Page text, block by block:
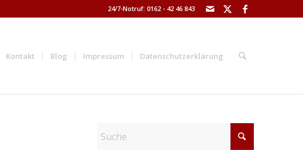
24/7-Notruf: 0162 - 42 46 843
Kontakt Blog Impressum Datenschutzerklärung